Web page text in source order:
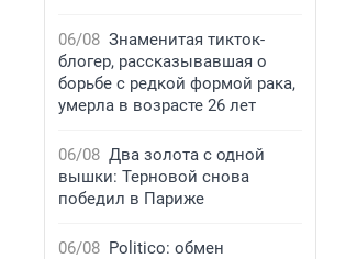
06/08 Знаменитая тикток-
блогер, рассказывавшая о
борьбе с редкой формой рака,
умерла в возрасте 26 лет
06/08 Два золота с одной
вышки: Терновой снова
победил в Париже
06/08 Politico: обмен